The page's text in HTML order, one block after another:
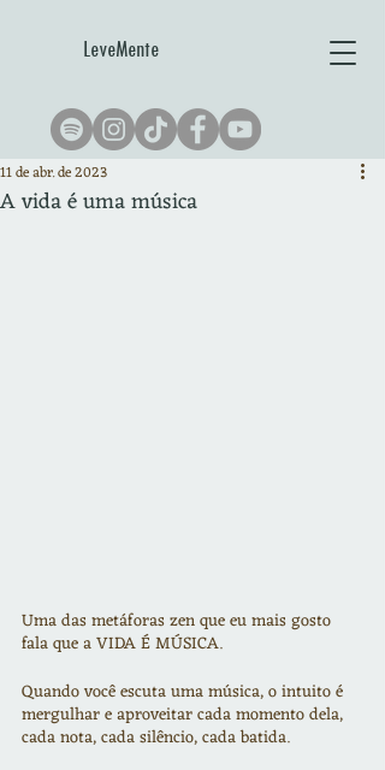
LeveMente
A vida é uma música
11 de abr. de 2023
Uma das metáforas zen que eu mais gosto
fala que a VIDA É MÚSICA.
Quando você escuta uma música, o intuito é
mergulhar e aproveitar cada momento dela,
cada nota, cada silêncio, cada batida.